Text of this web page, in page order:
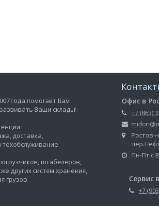
года помогает Вам
Ваши склады!
доставка,
штабелёров,
других систем хранения,
грузов.
Офис в
+7 (863)
Ростов-
Пн-Пт с
Сервис
+7